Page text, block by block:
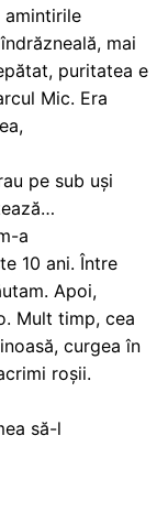
amintirile
mai
puritatea e
Mic. Era
pe sub uși
a
10 ani. Între
Apoi,
Mult timp, cea
curgea în
roșii.
să-l